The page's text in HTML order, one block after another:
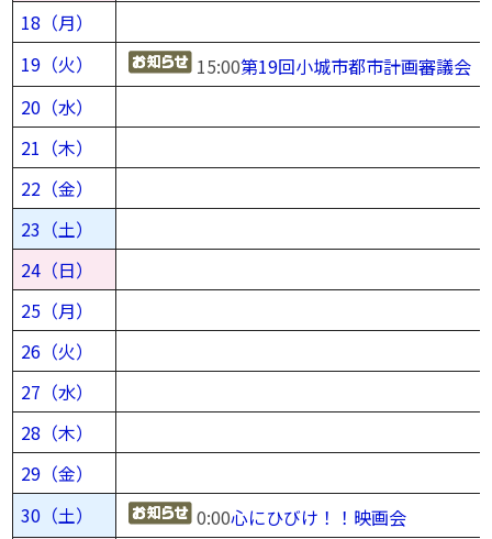
18（月）
19（火）
15:00第19回小城市都市計画審議会
20（水）
21（木）
22（金）
23（土）
24（日）
25（月）
26（火）
27（水）
28（木）
29（金）
30（土）
0:00心にひびけ！！映画会